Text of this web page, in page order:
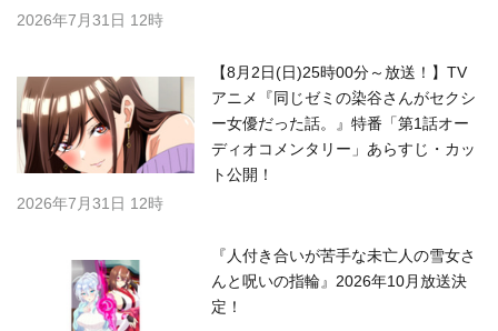
2026年7月31日 12時
【8月2日(日)25時00分～放送！】TV
アニメ『同じゼミの染谷さんがセクシ
ー女優だった話。』特番「第1話オー
ディオコメンタリー」あらすじ・カッ
ト公開！
2026年7月31日 12時
『人付き合いが苦手な未亡人の雪女さ
んと呪いの指輪』2026年10月放送決
定！